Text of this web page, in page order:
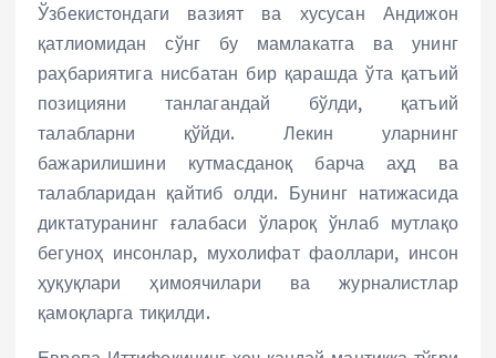
Ўзбекистондаги вазият ва хусусан Андижон
қатлиомидан сўнг бу мамлакатга ва унинг
раҳбариятига нисбатан бир қарашда ўта қатъий
позицияни танлагандай бўлди, қатъий
талабларни қўйди. Лекин уларнинг
бажарилишини кутмасданоқ барча аҳд ва
талабларидан қайтиб олди. Бунинг натижасида
диктатуранинг ғалабаси ўлароқ ўнлаб мутлақо
бегуноҳ инсонлар, мухолифат фаоллари, инсон
ҳуқуқлари ҳимоячилари ва журналистлар
қамоқларга тиқилди.